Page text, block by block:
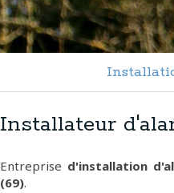
Installateur
Entreprise d'installation
(69).